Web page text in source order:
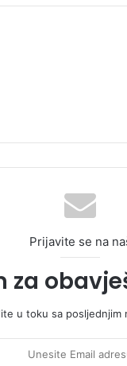
Prijavite se na
za
u toku sa posljednjim